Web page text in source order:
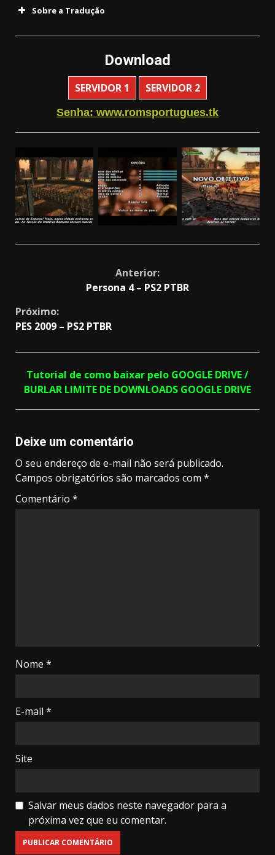
Sobre a Tradução
Download
SERVIDOR 1 SERVIDOR 2
Senha: www.romsportugues.tk
Anterior:
Persona 4 – PS2 PTBR
Próximo:
PES 2009 – PS2 PTBR
Tutorial de como baixar pelo GOOGLE DRIVE /
BURLAR LIMITE DE DOWNLOADS GOOGLE DRIVE
Deixe um comentário
O seu endereço de e-mail não será publicado.
Campos obrigatórios são marcados com *
Comentário *
Nome *
E-mail *
Site
Salvar meus dados neste navegador para a
próxima vez que eu comentar.